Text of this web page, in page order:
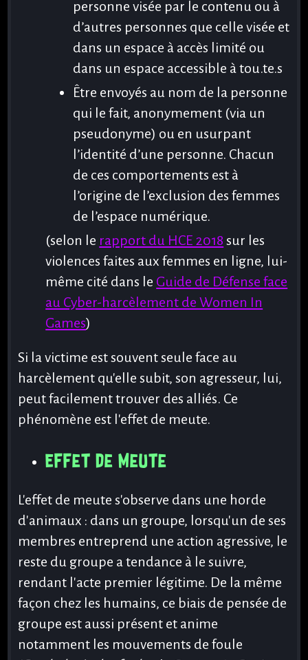
personne visée par le contenu ou à
d’autres personnes que celle visée et
dans un espace à accès limité ou
dans un espace accessible à tou.te.s
Être envoyés au nom de la personne
qui le fait, anonymement (via un
pseudonyme) ou en usurpant
l’identité d’une personne. Chacun
de ces comportements est à
l’origine de l’exclusion des femmes
de l’espace numérique.
(selon le rapport du HCE 2018 sur les
violences faites aux femmes en ligne, lui-
même cité dans le Guide de Défense face
au Cyber-harcèlement de Women In
Games)
Si la victime est souvent seule face au
harcèlement qu'elle subit, son agresseur, lui,
peut facilement trouver des alliés. Ce
phénomène est l'effet de meute.
Effet de meute
L'effet de meute s'observe dans une horde
d'animaux : dans un groupe, lorsqu'un de ses
membres entreprend une action agressive, le
reste du groupe a tendance à le suivre,
rendant l'acte premier légitime. De la même
façon chez les humains, ce biais de pensée de
groupe est aussi présent et anime
notamment les mouvements de foule